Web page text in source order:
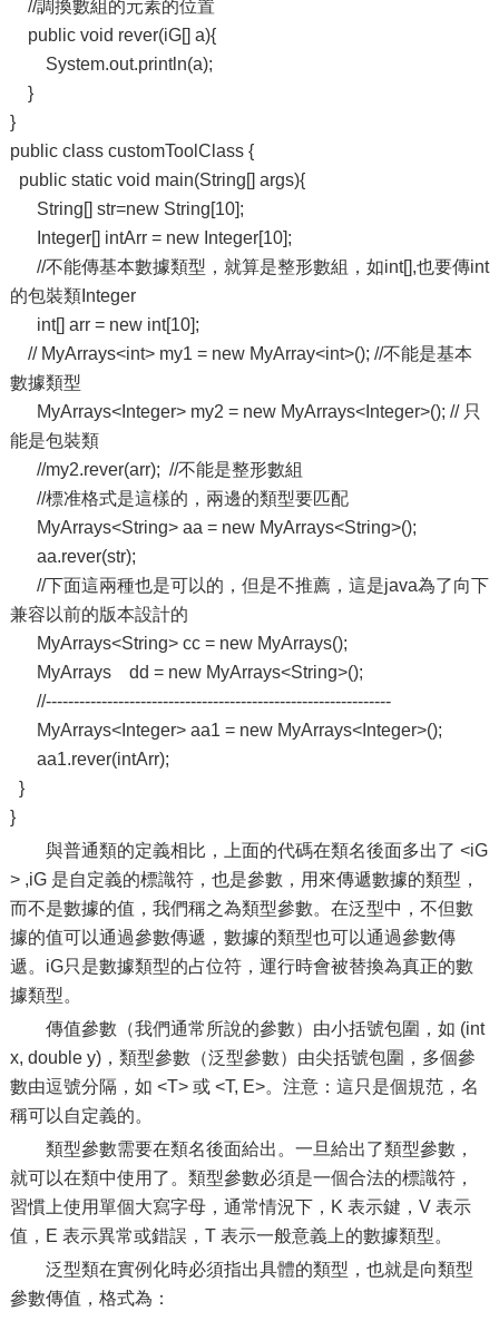
//調換數組的元素的位置
public void rever(iG[] a){
System.out.println(a);
}
}
public class customToolClass {
public static void main(String[] args){
String[] str=new String[10];
Integer[] intArr = new Integer[10];
//不能傳基本數據類型，就算是整形數組，如int[],也要傳int
的包裝類Integer
int[] arr = new int[10];
// MyArrays<int> my1 = new MyArray<int>(); //不能是基本
數據類型
MyArrays<Integer> my2 = new MyArrays<Integer>(); // 只
能是包裝類
//my2.rever(arr); //不能是整形數組
//標准格式是這樣的，兩邊的類型要匹配
MyArrays<String> aa = new MyArrays<String>();
aa.rever(str);
//下面這兩種也是可以的，但是不推薦，這是java為了向下
兼容以前的版本設計的
MyArrays<String> cc = new MyArrays();
MyArrays dd = new MyArrays<String>();
//--------------------------------------------------------------
MyArrays<Integer> aa1 = new MyArrays<Integer>();
aa1.rever(intArr);
}
}
與普通類的定義相比，上面的代碼在類名後面多出了 <iG
> ,iG 是自定義的標識符，也是參數，用來傳遞數據的類型，
而不是數據的值，我們稱之為類型參數。在泛型中，不但數
據的值可以通過參數傳遞，數據的類型也可以通過參數傳
遞。iG只是數據類型的占位符，運行時會被替換為真正的數
據類型。
傳值參數（我們通常所說的參數）由小括號包圍，如 (int
x, double y)，類型參數（泛型參數）由尖括號包圍，多個參
數由逗號分隔，如 <T> 或 <T, E>。注意：這只是個規范，名
稱可以自定義的。
類型參數需要在類名後面給出。一旦給出了類型參數，
就可以在類中使用了。類型參數必須是一個合法的標識符，
習慣上使用單個大寫字母，通常情況下，K 表示鍵，V 表示
值，E 表示異常或錯誤，T 表示一般意義上的數據類型。
泛型類在實例化時必須指出具體的類型，也就是向類型
參數傳值，格式為：